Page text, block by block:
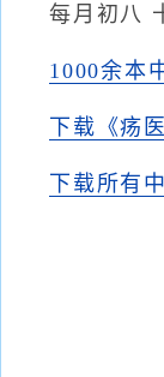
每月初八
1000余本
下载《疡
下载所有